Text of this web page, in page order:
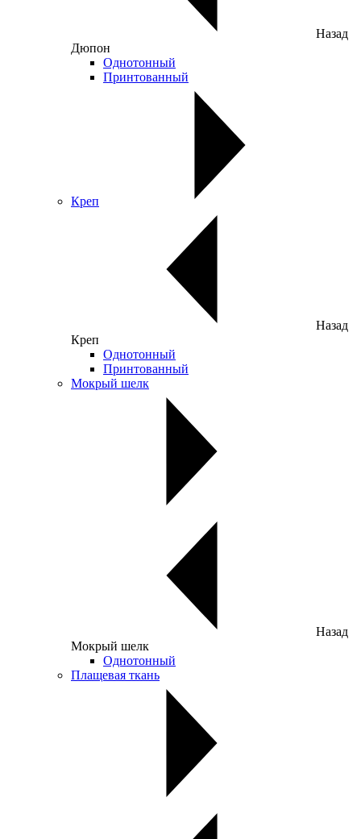
Назад
Дюпон
Однотонный
Принтованный
Креп
Назад
Креп
Однотонный
Принтованный
Мокрый шелк
Назад
Мокрый шелк
Однотонный
Плащевая ткань